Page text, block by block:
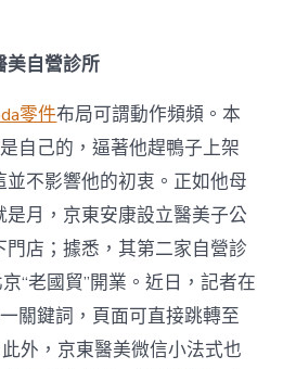
平
分
OSDER
奧
斯
德
汽
車
材
料
一
杯
羹〉
中
美自營診所
零件布局可謂動作頻頻。本
自己的，逼著他趕鴨子上架
不影響他的初衷。正如他母
月，京東安康設立醫美子公
店；據悉，其第二家自營診
“老國貿”開業。近日，記者在
關鍵詞，頁面可直接跳轉至
外，京東醫美微信小法式也